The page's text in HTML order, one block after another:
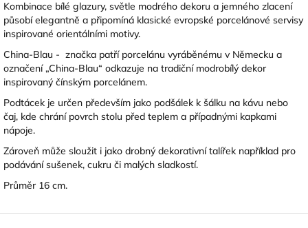
Kombinace bílé glazury, světle modrého dekoru a jemného zlacení
působí elegantně a připomíná klasické evropské porcelánové servisy
inspirované orientálními motivy.
China-Blau - značka patří porcelánu vyráběnému v Německu a
označení „China-Blau“ odkazuje na tradiční modrobílý dekor
inspirovaný čínským porcelánem.
Podtácek je určen především jako podšálek k šálku na kávu nebo
čaj, kde chrání povrch stolu před teplem a případnými kapkami
nápoje.
Zároveň může sloužit i jako drobný dekorativní talířek například pro
podávání sušenek, cukru či malých sladkostí.
Průměr 16 cm.